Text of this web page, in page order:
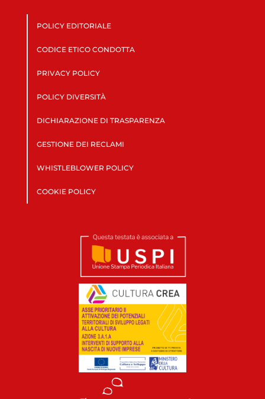
POLICY EDITORIALE
CODICE ETICO CONDOTTA
PRIVACY POLICY
POLICY DIVERSITÀ
DICHIARAZIONE DI TRASPARENZA
GESTIONE DEI RECLAMI
WHISTLEBLOWER POLICY
COOKIE POLICY